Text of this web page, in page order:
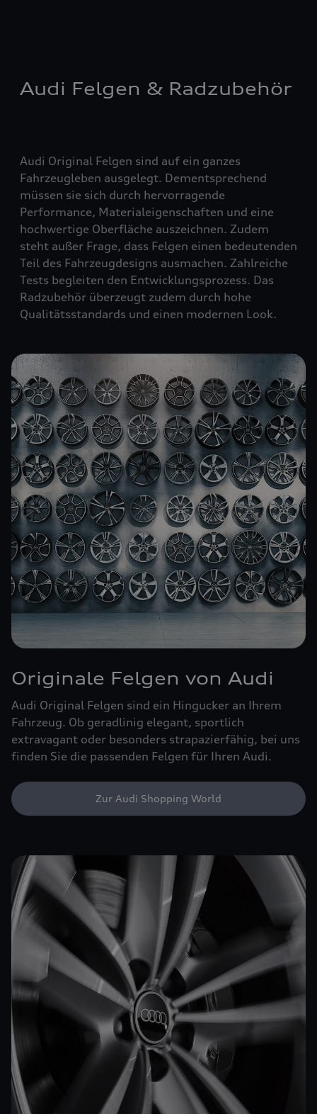
Audi Felgen & Radzubehör
Audi Original Felgen sind auf ein ganzes
Fahrzeugleben ausgelegt. Dementsprechend
müssen sie sich durch hervorragende
Performance, Materialeigenschaften und eine
hochwertige Oberfläche auszeichnen. Zudem
steht außer Frage, dass Felgen einen bedeutenden
Teil des Fahrzeugdesigns ausmachen. Zahlreiche
Tests begleiten den Entwicklungsprozess. Das
Radzubehör überzeugt zudem durch hohe
Qualitätsstandards und einen modernen Look.
Originale Felgen von Audi
Audi Original Felgen sind ein Hingucker an Ihrem
Fahrzeug. Ob geradlinig elegant, sportlich
extravagant oder besonders strapazierfähig, bei uns
finden Sie die passenden Felgen für Ihren Audi.
Zur Audi Shopping World